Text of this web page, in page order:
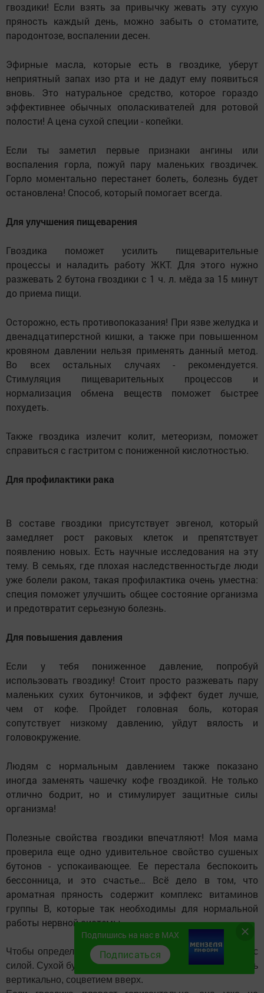
гвоздики! Если взять за привычку жевать эту сухую
пряность каждый день, можно забыть о стоматите,
пародонтозе, воспалении десен.
Эфирные масла, которые есть в гвоздике,
уберут
неприятный запах изо рта и не дадут ему появиться
вновь. Это натуральное средство,
которое гораздо
эффективнее обычных ополаскивателей для ротовой
полости! А цена сухой специи - копейки.
Если ты заметил первые признаки ангины или
воспаления горла, пожуй пару маленьких гвоздичек.
Горло моментально перестанет болеть, болезнь будет
остановлена! Способ, который помогает всегда.
Для улучшения пищеварения
Гвоздика поможет усилить пищеварительные
процессы и наладить работу ЖКТ. Для этого нужно
разжевать 2 бутона гвоздики с 1 ч. л. мёда за 15 минут
до приема пищи.
Осторожно, есть противопоказания! При язве желудка и
двенадцатиперстной кишки, а также при повышенном
кровяном давлении нельзя применять данный метод.
Во всех остальных случаях - рекомендуется.
Стимуляция пищеварительных процессов и
нормализация обмена веществ поможет быстрее
похудеть.
Также гвоздика излечит колит, метеоризм, поможет
справиться с гастритом с пониженной кислотностью.
Для профилактики рака
В составе гвоздики присутствует эвгенол,
который
замедляет рост раковых клеток и препятствует
появлению новых. Есть научные исследования на эту
тему. В семьях, где плохая наследственность,где люди
уже болели раком, такая профилактика очень уместна:
специя поможет улучшить общее состояние организма
и предотвратит серьезную болезнь.
Для повышения давления
Если у тебя пониженное давление,
попробуй
использовать гвоздику! Стоит просто разжевать пару
маленьких сухих бутончиков, и эффект будет лучше,
чем от кофе. Пройдет головная боль,
которая
сопутствует низкому давлению,
уйдут вялость и
головокружение.
Людям с нормальным давлением также показано
иногда заменять чашечку кофе гвоздикой. Не только
отлично бодрит, но и стимулирует защитные силы
организма!
Полезные свойства гвоздики впечатляют! Моя мама
проверила еще одно удивительное свойство сушеных
бутонов - успокаивающее. Ее перестала беспокоить
бессонница, и это счастье… Всё дело в том,
что
ароматная пряность содержит комплекс витаминов
группы В, которые так необходимы для нормальной
работы нервной системы.
Чтобы определить качество гвоздики, брось ее в воду с
силой. Сухой бутон должен утонуть или же будет плавать
вертикально, соцветием вверх.
Подпишись на нас в MAX
Подписаться